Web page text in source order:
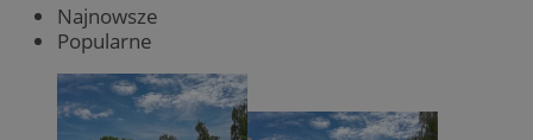
Najnowsze
Popularne